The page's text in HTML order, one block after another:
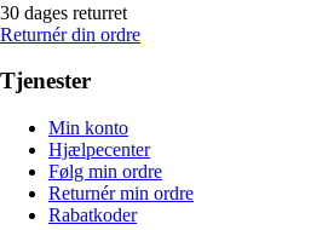
30 dages returret
Returnér din ordre
Tjenester
Min konto
Hjælpecenter
Følg min ordre
Returnér min ordre
Rabatkoder